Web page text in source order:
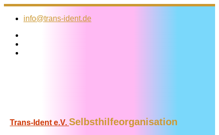
Zum
Inhalt
info@trans-ident.de
Trans-Ident e.V. Selbsthilfeorganisation